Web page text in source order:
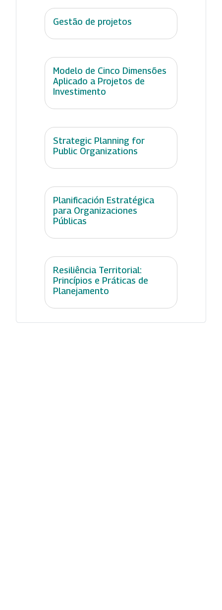
Gestão de projetos
Modelo de Cinco Dimensões
Aplicado a Projetos de
Investimento
Strategic Planning for
Public Organizations
Planificación Estratégica
para Organizaciones
Públicas
Resiliência Territorial:
Princípios e Práticas de
Planejamento